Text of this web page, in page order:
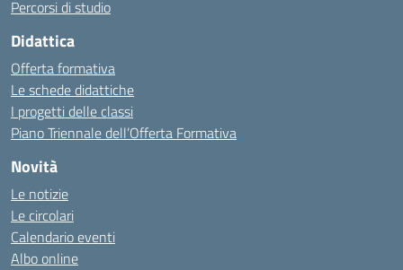
Percorsi di studio
Didattica
Offerta formativa
Le schede didattiche
I progetti delle classi
Piano Triennale dell’Offerta Formativa
Novità
Le notizie
Le circolari
Calendario eventi
Albo online